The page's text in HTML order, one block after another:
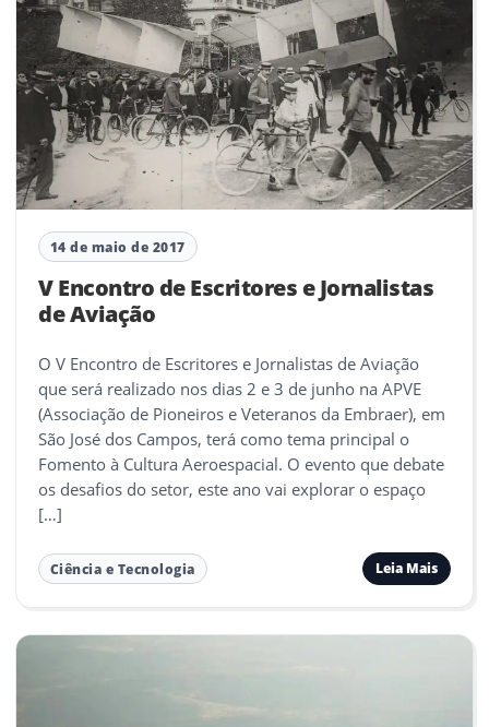
14 de maio de 2017
V Encontro de Escritores e Jornalistas
de Aviação
O V Encontro de Escritores e Jornalistas de Aviação
que será realizado nos dias 2 e 3 de junho na APVE
(Associação de Pioneiros e Veteranos da Embraer), em
São José dos Campos, terá como tema principal o
Fomento à Cultura Aeroespacial. O evento que debate
os desafios do setor, este ano vai explorar o espaço
[…]
Ciência e Tecnologia Leia Mais